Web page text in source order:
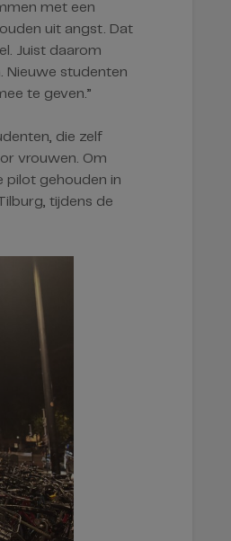
met een
uit angst. Dat
Juist daarom
Nieuwe studenten
te geven.”
die zelf
vrouwen. Om
pilot gehouden in
tijdens de